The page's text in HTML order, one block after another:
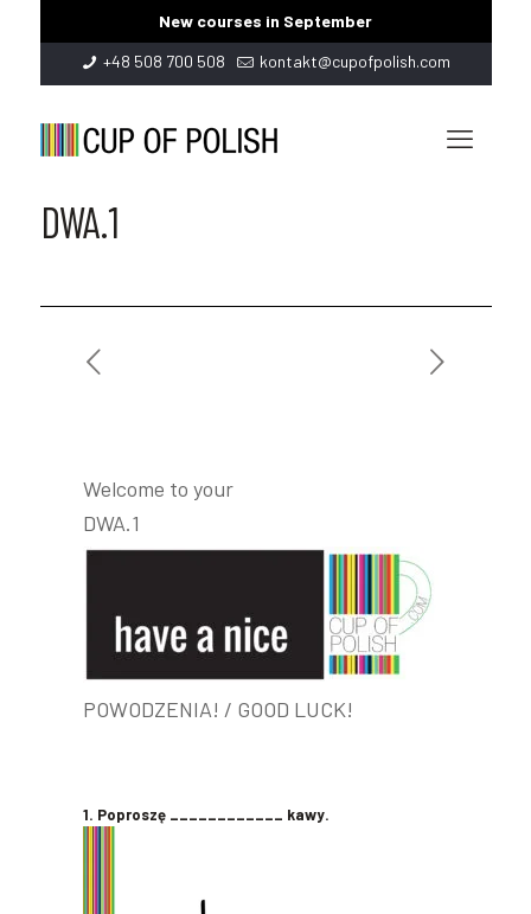
New courses in September
+48 508 700 508
kontakt@cupofpolish.com
DWA.1
Welcome to your
DWA.1
POWODZENIA! / GOOD LUCK!
1. Poproszę ____________ kawy.